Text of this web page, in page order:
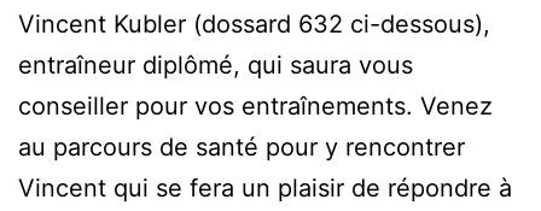
Vincent Kubler (dossard 632 ci-dessous),
entraîneur diplômé, qui saura vous
conseiller pour vos entraînements. Venez
au parcours de santé pour y rencontrer
Vincent qui se fera un plaisir de répondre à